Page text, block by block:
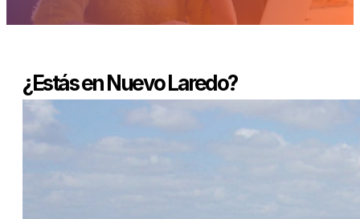
¿Estás en Nuevo Laredo?